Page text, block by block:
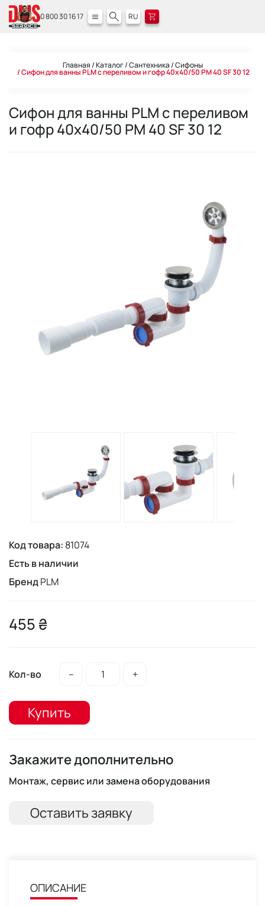
0 800 30 16 17 RU
Главная Каталог Сантехника Сифоны
Сифон для ванны PLM с переливом и гофр 40x40/50 PM 40 SF 30 12
Сифон для ванны PLM с переливом
и гофр 40x40/50 PM 40 SF 30 12
Код товара: 81074
Есть в наличии
БрендPLM
455 ₴
Кол-во – +
Купить
Закажите дополнительно
Монтаж, сервис или замена оборудования
Оставить заявку
ОПИСАНИЕ